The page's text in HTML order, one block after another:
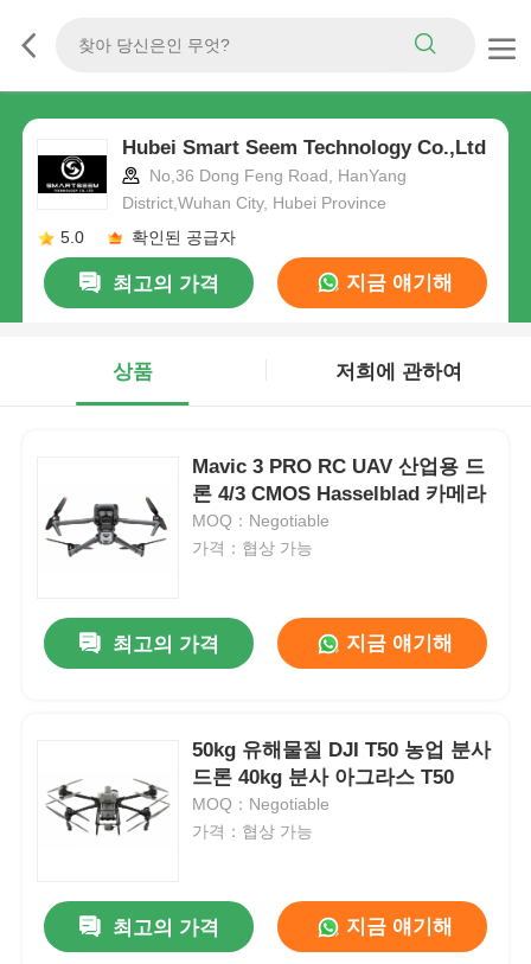
Hubei Smart Seem Technology Co.,Ltd
No,36 Dong Feng Road, HanYang
District,Wuhan City, Hubei Province
5.0
확인된 공급자
최고의 가격 지금 얘기해
상품 저희에 관하여
Mavic 3 PRO RC UAV 산업용 드
론 4/3 CMOS Hasselblad 카메라
MOQ：Negotiable
가격：협상 가능
최고의 가격 지금 얘기해
50kg 유해물질 DJI T50 농업 분사
드론 40kg 분사 아그라스 T50
MOQ：Negotiable
가격：협상 가능
최고의 가격 지금 얘기해